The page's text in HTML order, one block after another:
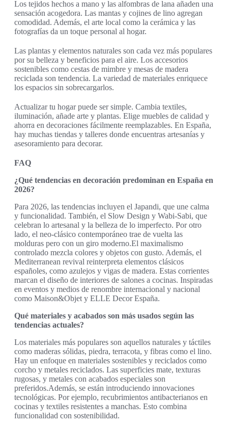
Los tejidos hechos a mano y las alfombras de lana añaden una
sensación acogedora. Las mantas y cojines de lino agregan
comodidad. Además, el arte local como la cerámica y las
fotografías da un toque personal al hogar.
Las plantas y elementos naturales son cada vez más populares
por su belleza y beneficios para el aire. Los accesorios
sostenibles como cestas de mimbre y mesas de madera
reciclada son tendencia. La variedad de materiales enriquece
los espacios sin sobrecargarlos.
Actualizar tu hogar puede ser simple. Cambia textiles,
iluminación, añade arte y plantas. Elige muebles de calidad y
ahorra en decoraciones fácilmente reemplazables. En España,
hay muchas tiendas y talleres donde encuentras artesanías y
asesoramiento para decorar.
FAQ
¿Qué tendencias en decoración predominan en España en
2026?
Para 2026, las tendencias incluyen el Japandi, que une calma
y funcionalidad. También, el Slow Design y Wabi-Sabi, que
celebran lo artesanal y la belleza de lo imperfecto. Por otro
lado, el neo-clásico contemporáneo trae de vuelta las
molduras pero con un giro moderno.El maximalismo
controlado mezcla colores y objetos con gusto. Además, el
Mediterranean revival reinterpreta elementos clásicos
españoles, como azulejos y vigas de madera. Estas corrientes
marcan el diseño de interiores de salones a cocinas. Inspiradas
en eventos y medios de renombre internacional y nacional
como Maison&Objet y ELLE Decor España.
Qué materiales y acabados son más usados según las
tendencias actuales?
Los materiales más populares son aquellos naturales y táctiles
como maderas sólidas, piedra, terracota, y fibras como el lino.
Hay un enfoque en materiales sostenibles y reciclados como
corcho y metales reciclados. Las superficies mate, texturas
rugosas, y metales con acabados especiales son
preferidos.Además, se están introduciendo innovaciones
tecnológicas. Por ejemplo, recubrimientos antibacterianos en
cocinas y textiles resistentes a manchas. Esto combina
funcionalidad con sostenibilidad.